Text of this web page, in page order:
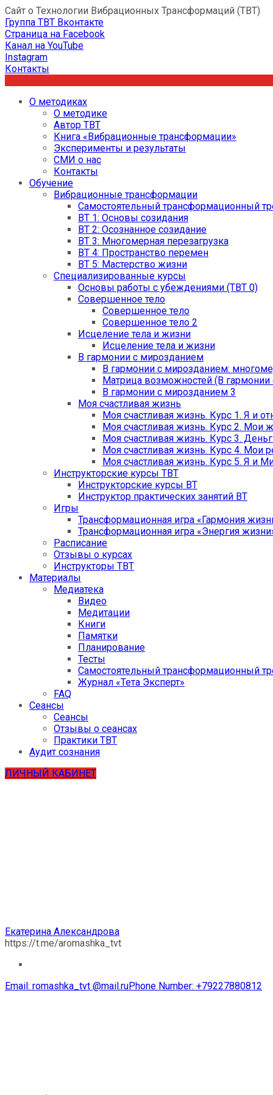
Сайт о Технологии Вибрационных Трансформаций (ТВТ)
Группа ТВТ Вконтакте
Страница на Facebook
Канал на YouTube
Instagram
Контакты
О методиках
О методике
Автор ТВТ
Книга «Вибрационные трансформации»
Эксперименты и результаты
СМИ о нас
Контакты
Обучение
Вибрационные трансформации
Самостоятельный трансформационный
ВТ 1: Основы созидания
ВТ 2: Осознанное созидание
ВТ 3: Многомерная перезагрузка
ВТ 4: Пространство перемен
ВТ 5: Мастерство жизни
Специализированные курсы
Основы работы с убеждениями (ТВТ 0)
Совершенное тело
Совершенное тело
Совершенное тело 2
Исцеление тела и жизни
Исцеление тела и жизни
В гармонии с мирозданием
В гармонии с мирозданием:
Матрица возможностей (В
В гармонии с мирозданием 3
Моя счастливая жизнь
Моя счастливая жизнь. Курс 1. Я и
Моя счастливая жизнь. Курс 2. Мои
Моя счастливая жизнь. Курс 3.
Моя счастливая жизнь. Курс 4. Мои
Моя счастливая жизнь. Курс 5. Я и
Инструкторские курсы ТВТ
Инструкторские курсы ВТ
Инструктор практических занятий ВТ
Игры
Трансформационная игра «Гармония
Трансформационная игра «Энергия
Расписание
Отзывы о курсах
Инструкторы ТВТ
Материалы
Медиатека
Видео
Медитации
Книги
Памятки
Планирование
Тесты
Самостоятельный трансформационный
Журнал «Тета Эксперт»
FAQ
Сеансы
Сеансы
Отзывы о сеансах
Практики ТВТ
Аудит сознания
ЛИЧНЫЙ КАБИНЕТ
Екатерина Александрова
https://t.me/aromashka_tvt
Email: romashka_tvt @mail.ruPhone Number: +79227880812